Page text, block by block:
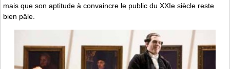
mais que son aptitude à convaincre le public du XXIe siècle reste
bien pâle.